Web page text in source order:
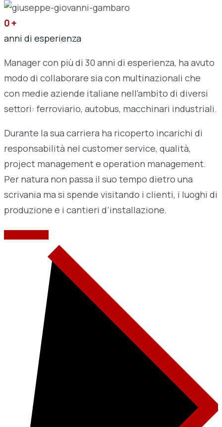
0+
anni di esperienza
Manager con più di 30 anni di esperienza, ha avuto
modo di collaborare sia con multinazionali che
con medie aziende italiane nell’ambito di diversi
settori: ferroviario, autobus, macchinari industriali.
Durante la sua carriera ha ricoperto incarichi di
responsabilità nel customer service, qualità,
project management e operation management.
Per natura non passa il suo tempo dietro una
scrivania ma si spende visitando i clienti, i luoghi di
produzione e i cantieri d’installazione.